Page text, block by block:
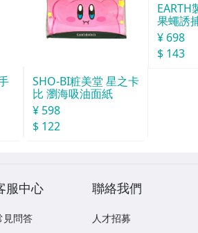
SHO-BI粧美堂 星之卡
比 瀏海吸油面紙
¥ 598
$ 122
EARTH
果蠅誘
¥ 698
$ 143
服中心
見問答
聯絡我們
人才招募